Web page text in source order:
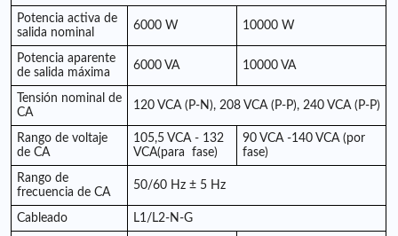
Potencia activa de
salida nominal
6000 W 10000 W
Potencia aparente
de salida máxima
6000 VA 10000 VA
Tensión nominal de
CA
120 VCA (P-N), 208 VCA (P-P), 240 VCA (P-P)
Rango de voltaje
de CA
105,5 VCA - 132
VCA(para fase)
90 VCA -140 VCA (por
fase)
Rango de
frecuencia de CA
50/60 Hz ± 5 Hz
Cableado L1/L2-N-G